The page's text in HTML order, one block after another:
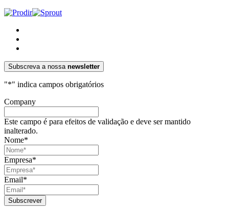
Subscreva a nossa newsletter
"*" indica campos obrigatórios
Company
Este campo é para efeitos de validação e deve ser mantido
inalterado.
Nome*
Empresa*
Email*